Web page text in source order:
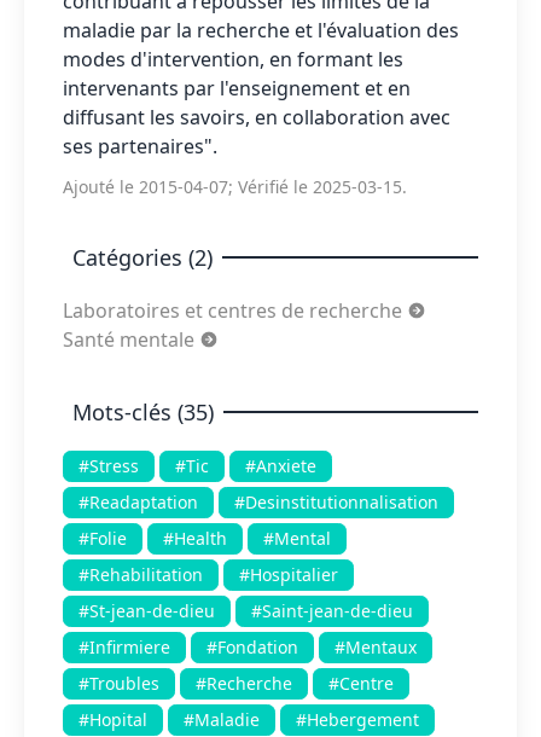
maladie par la recherche et l'évaluation des
modes d'intervention, en formant les
intervenants par l'enseignement et en
diffusant les savoirs, en collaboration avec
ses partenaires".
Ajouté le 2015-04-07; Vérifié le 2025-03-15.
Catégories (2)
Laboratoires et centres de recherche
Santé mentale
Mots-clés (35)
#Stress #Tic
#Anxiete
#Readaptation
#Desinstitutionnalisation
#Folie
#Health
#Mental
#Rehabilitation
#Hospitalier
#St-jean-de-dieu
#Saint-jean-de-dieu
#Infirmiere
#Fondation
#Mentaux
#Troubles
#Recherche
#Centre
#Hopital
#Maladie
#Hebergement